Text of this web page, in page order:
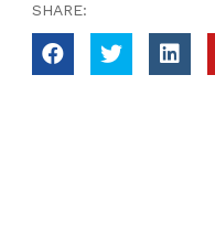
SHARE: